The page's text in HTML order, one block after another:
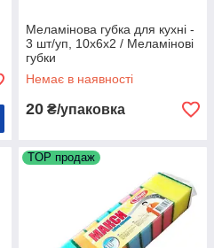
Меламінова губка для кухні -
3 шт/уп, 10х6х2 / Меламінові
губки
Немає в наявності
20 ₴/упаковка
TOP продаж